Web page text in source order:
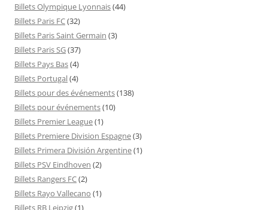
Billets Olympique Lyonnais(44)
Billets Paris FC(32)
Billets Paris Saint Germain (3)
Billets Paris SG(37)
Billets Pays Bas(4)
Billets Portugal(4)
Billets pour des événements(138)
Billets pour événements(10)
Billets Premier League(1)
Billets Premiere Division Espagne(3)
Billets Primera División Argentine(1)
Billets PSV Eindhoven (2)
Billets Rangers FC(2)
Billets Rayo Vallecano (1)
Billets RB Leipzig(1)